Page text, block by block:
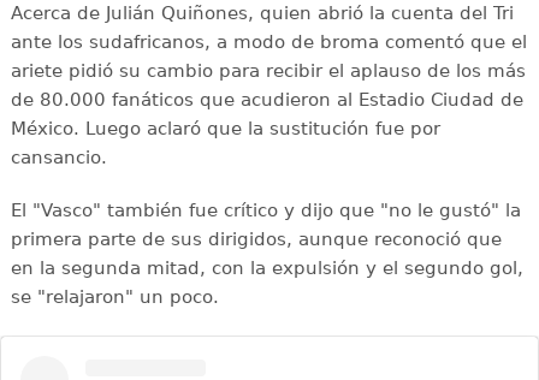
Acerca de Julián Quiñones, quien abrió la cuenta del Tri
ante los sudafricanos, a modo de broma comentó que el
ariete pidió su cambio para recibir el aplauso de los más
de 80.000 fanáticos que acudieron al Estadio Ciudad de
México. Luego aclaró que la sustitución fue por
cansancio.
El "Vasco" también fue crítico y dijo que "no le gustó" la
primera parte de sus dirigidos, aunque reconoció que
en la segunda mitad, con la expulsión y el segundo gol,
se "relajaron" un poco.